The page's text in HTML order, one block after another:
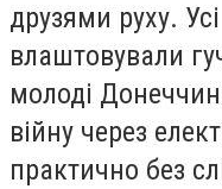
друзями руху.
влаштовували
молоді
війну через
практично без